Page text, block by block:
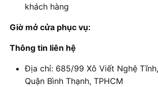
khách hàng
Giờ mở cửa phục vụ:
Thông tin liên hệ
Địa chỉ: 685/99 Xô Viết Nghệ
Quận Bình Thạnh, TPHCM